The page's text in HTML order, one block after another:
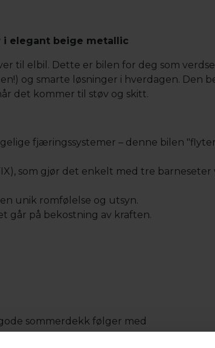
i elegant beige metallic
til elbil. Dette er bilen for deg som
og smarte løsninger i hverdagen. Den
det kommer til støv og skitt.
fjæringssystemer – denne bilen
som gjør det enkelt med tre barneseter
unik romfølelse og utsyn.
går på bekostning av kraften.
sommerdekk følger med